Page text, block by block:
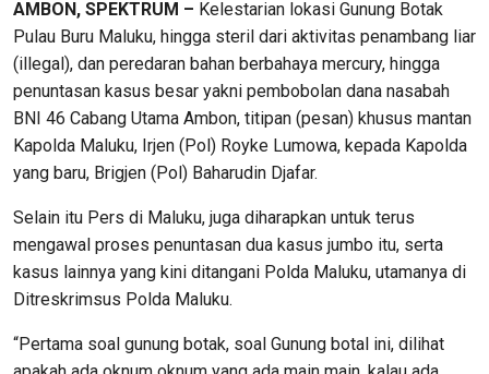
AMBON, SPEKTRUM – Kelestarian lokasi Gunung Botak
Pulau Buru Maluku, hingga steril dari aktivitas penambang liar
(illegal), dan peredaran bahan berbahaya mercury, hingga
penuntasan kasus besar yakni pembobolan dana nasabah
BNI 46 Cabang Utama Ambon, titipan (pesan) khusus mantan
Kapolda Maluku, Irjen (Pol) Royke Lumowa, kepada Kapolda
yang baru, Brigjen (Pol) Baharudin Djafar.
Selain itu Pers di Maluku, juga diharapkan untuk terus
mengawal proses penuntasan dua kasus jumbo itu, serta
kasus lainnya yang kini ditangani Polda Maluku, utamanya di
Ditreskrimsus Polda Maluku.
“Pertama soal gunung botak, soal Gunung botal ini, dilihat